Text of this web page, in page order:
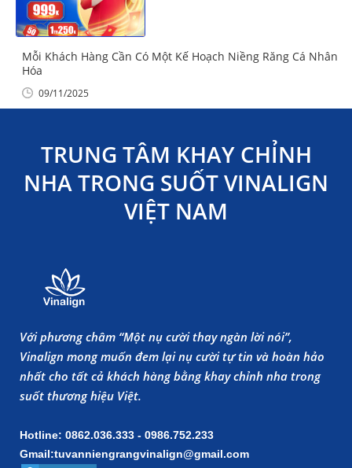
Mỗi Khách Hàng Cần Có Một Kế Hoạch Niềng Răng Cá Nhân
Hóa
09/11/2025
TRUNG TÂM KHAY CHỈNH
NHA TRONG SUỐT VINALIGN
VIỆT NAM
Với phương châm “Một nụ cười thay ngàn lời nói”,
Vinalign mong muốn đem lại nụ cười tự tin và hoàn hảo
nhất cho tất cả khách hàng bằng khay chỉnh nha trong
suốt thương hiệu Việt.
Hotline: 0862.036.333 - 0986.752.233
Gmail:tuvanniengrangvinalign@gmail.com